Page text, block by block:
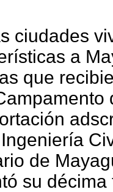
ciudades
a
que
de
su